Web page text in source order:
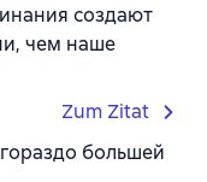
создают
чем наше
Zum Zitat
большей